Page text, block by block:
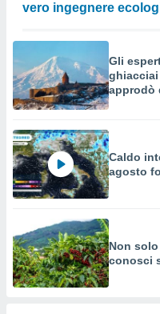
vero ingegnere
Gli
ghiacciai
approdò
Caldo
agosto
Non
conosci